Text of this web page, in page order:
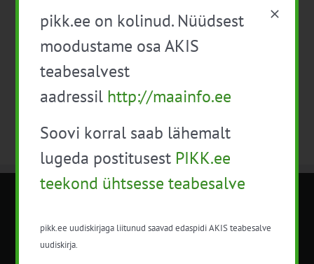
Eelmine päev Järgmine päev
pikk.ee on kolinud. Nüüdsest
moodustame osa AKIS
teabesalvest
aadressil http://maainfo.ee
Soovi korral saab lähemalt
lugeda postitusest PIKK.ee
teekond ühtsesse teabesalve
pikk.ee uudiskirjaga liitunud saavad edaspidi AKIS teabesalve
uudiskirja.